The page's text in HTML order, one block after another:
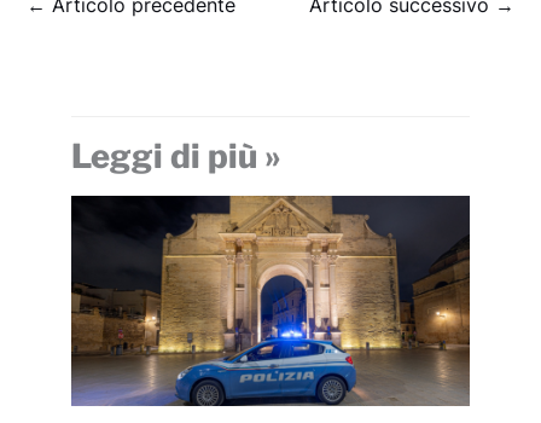
← Articolo precedente Articolo successivo →
Leggi di più »